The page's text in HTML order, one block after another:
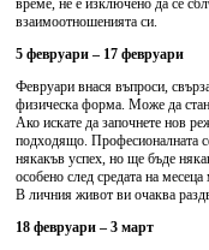
време, не е изключено да се
взаимоотношенията си.
5 февруари – 17 февруари
Февруари внася въпроси,
физическа форма. Може да
Ако искате да започнете нов
подходящо. Професионалната
някакъв успех, но ще бъде
особено след средата на
В личния живот ви очаква
18 февруари – 3 март